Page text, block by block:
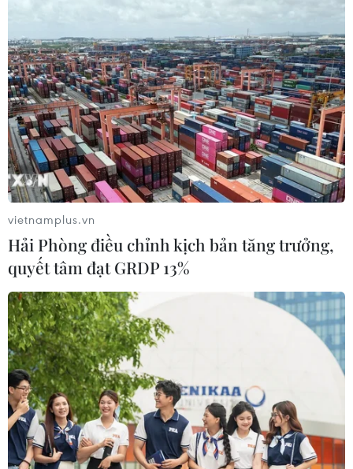
tăng mạnh trong mùa Hè này
11/04/2024 14:44
OPEC cho rằng vào mùa Hè nhu cầu nhiên liệu máy
bay/dầu hỏa toàn cầu sẽ tăng 600.000 thùng/ngày so
với cùng kỳ năm ngoái, xăng tăng 400.000 thùng/ngày
và dầu diesel tăng 200.000 thùng/ngày.
vietnamplus.vn
Hải Phòng điều chỉnh kịch bản tăng trưởng,
quyết tâm đạt GRDP 13%